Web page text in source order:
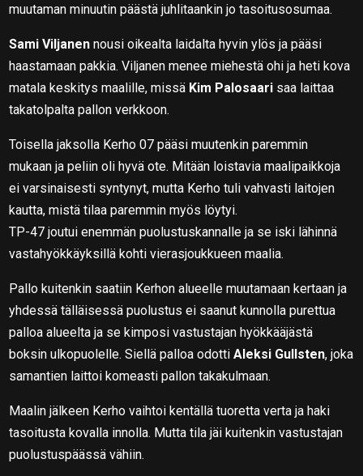
muutaman minuutin päästä juhlitaankin jo tasoitusosumaa.
Sami Viljanen nousi oikealta laidalta hyvin ylös ja pääsi
haastamaan pakkia. Viljanen menee miehestä ohi ja heti kova
matala keskitys maalille, missä Kim Palosaari saa laittaa
takatolpalta pallon verkkoon.
Toisella jaksolla Kerho 07 pääsi muutenkin paremmin
mukaan ja peliin oli hyvä ote. Mitään loistavia maalipaikkoja
ei varsinaisesti syntynyt, mutta Kerho tuli vahvasti laitojen
kautta, mistä tilaa paremmin myös löytyi.
TP-47 joutui enemmän puolustuskannalle ja se iski lähinnä
vastahyökkäyksillä kohti vierasjoukkueen maalia.
Pallo kuitenkin saatiin Kerhon alueelle muutamaan kertaan ja
yhdessä tälläisessä puolustus ei saanut kunnolla purettua
palloa alueelta ja se kimposi vastustajan hyökkääjästä
boksin ulkopuolelle. Siellä palloa odottiAleksi Gullsten, joka
samantien laittoi komeasti pallon takakulmaan.
Maalin jälkeen Kerho vaihtoi kentällä tuoretta verta ja haki
tasoitusta kovalla innolla. Mutta tila jäi kuitenkin vastustajan
puolustuspäässä vähiin.